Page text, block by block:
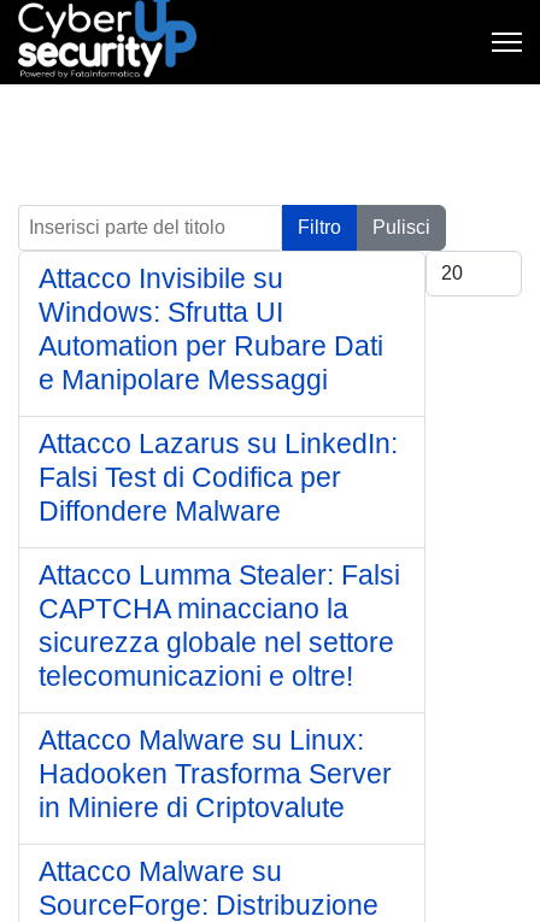
Inserisci parte del titolo Filtro
Pulisci
Visualizza #
Attacco Invisibile su
Windows: Sfrutta UI
Automation per Rubare Dati
e Manipolare Messaggi
Attacco Lazarus su LinkedIn:
Falsi Test di Codifica per
Diffondere Malware
Attacco Lumma Stealer: Falsi
CAPTCHA minacciano la
sicurezza globale nel settore
telecomunicazioni e oltre!
Attacco Malware su Linux:
Hadooken Trasforma Server
in Miniere di Criptovalute
Attacco Malware su
SourceForge: Distribuzione